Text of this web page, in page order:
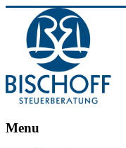
BISCHOFF
Menu